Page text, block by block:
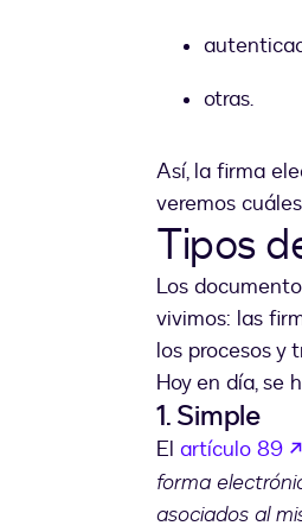
otras.
Así, la firma
veremos
Tipos
Los
vivimos: las
los procesos y
Hoy en día, se
1. Simple
El artículo 89
forma
asociados al